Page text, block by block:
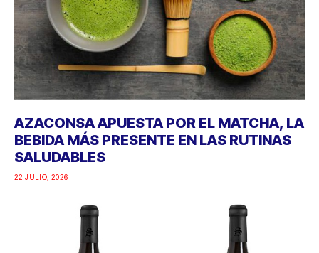
AZACONSA APUESTA POR EL MATCHA, LA
BEBIDA MÁS PRESENTE EN LAS RUTINAS
SALUDABLES
22 JULIO, 2026